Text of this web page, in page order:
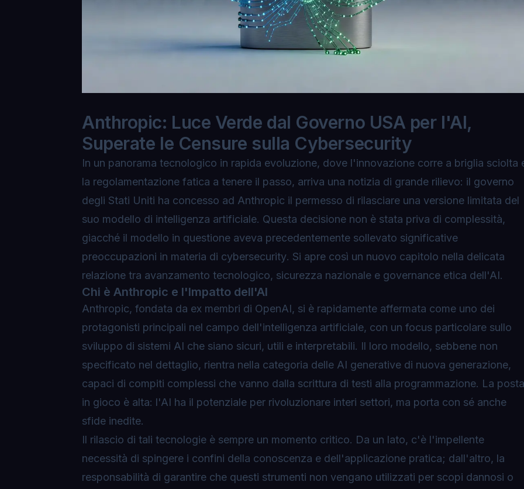
Anthropic: Luce Verde dal Governo USA per l'AI,
Superate le Censure sulla Cybersecurity
In un panorama tecnologico in rapida evoluzione, dove l'innovazione corre a briglia sciolta
la regolamentazione fatica a tenere il passo, arriva una notizia di grande rilievo: il governo
degli Stati Uniti ha concesso ad Anthropic il permesso di rilasciare una versione limitata del
suo modello di intelligenza artificiale. Questa decisione non è stata priva di complessità,
giacché il modello in questione aveva precedentemente sollevato significative
preoccupazioni in materia di cybersecurity. Si apre così un nuovo capitolo nella delicata
relazione tra avanzamento tecnologico, sicurezza nazionale e governance etica dell'AI.
Chi è Anthropic e l'Impatto dell'AI
Anthropic, fondata da ex membri di OpenAI, si è rapidamente affermata come uno dei
protagonisti principali nel campo dell'intelligenza artificiale, con un focus particolare sullo
sviluppo di sistemi AI che siano sicuri, utili e interpretabili. Il loro modello, sebbene non
specificato nel dettaglio, rientra nella categoria delle AI generative di nuova generazione,
capaci di compiti complessi che vanno dalla scrittura di testi alla programmazione. La posta
in gioco è alta: l'AI ha il potenziale per rivoluzionare interi settori, ma porta con sé anche
sfide inedite.
Il rilascio di tali tecnologie è sempre un momento critico. Da un lato, c'è l'impellente
necessità di spingere i confini della conoscenza e dell'applicazione pratica; dall'altro, la
responsabilità di garantire che questi strumenti non vengano utilizzati per scopi dannosi o